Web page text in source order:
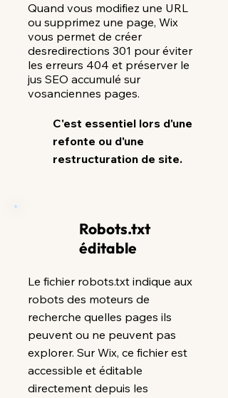
Quand vous modifiez une URL
ou supprimez une page, Wix
vous permet de créer
desredirections 301 pour éviter
les erreurs 404 et préserver le
jus SEO accumulé sur
vosanciennes pages.
C'est essentiel lors d'une
refonte ou d'une
restructuration de site.
Robots.txt
éditable
Le fichier robots.txt indique aux
robots des moteurs de
recherche quelles pages ils
peuvent ou ne peuvent pas
explorer. Sur Wix, ce fichier est
accessible et éditable
directement depuis les